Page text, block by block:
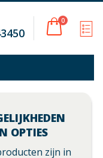
Cart
0
OPTIES
zijn in